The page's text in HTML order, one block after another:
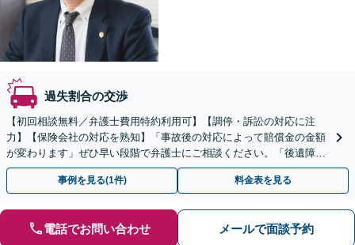
過失割合の交渉
【初回相談無料／弁護士費用特約利用可】【調停・訴訟の対応に注
力】【保険会社の対応を熟知】「事故後の対応によって賠償金の金額
が変わります」ぜひ早い段階で弁護士にご相談ください。「後遺障害
等級認定の結果に納得がいかない／異議申し立てのサポート」
事例を見る(1件) 料金表を見る
電話でお問い合わせ メールで面談予約